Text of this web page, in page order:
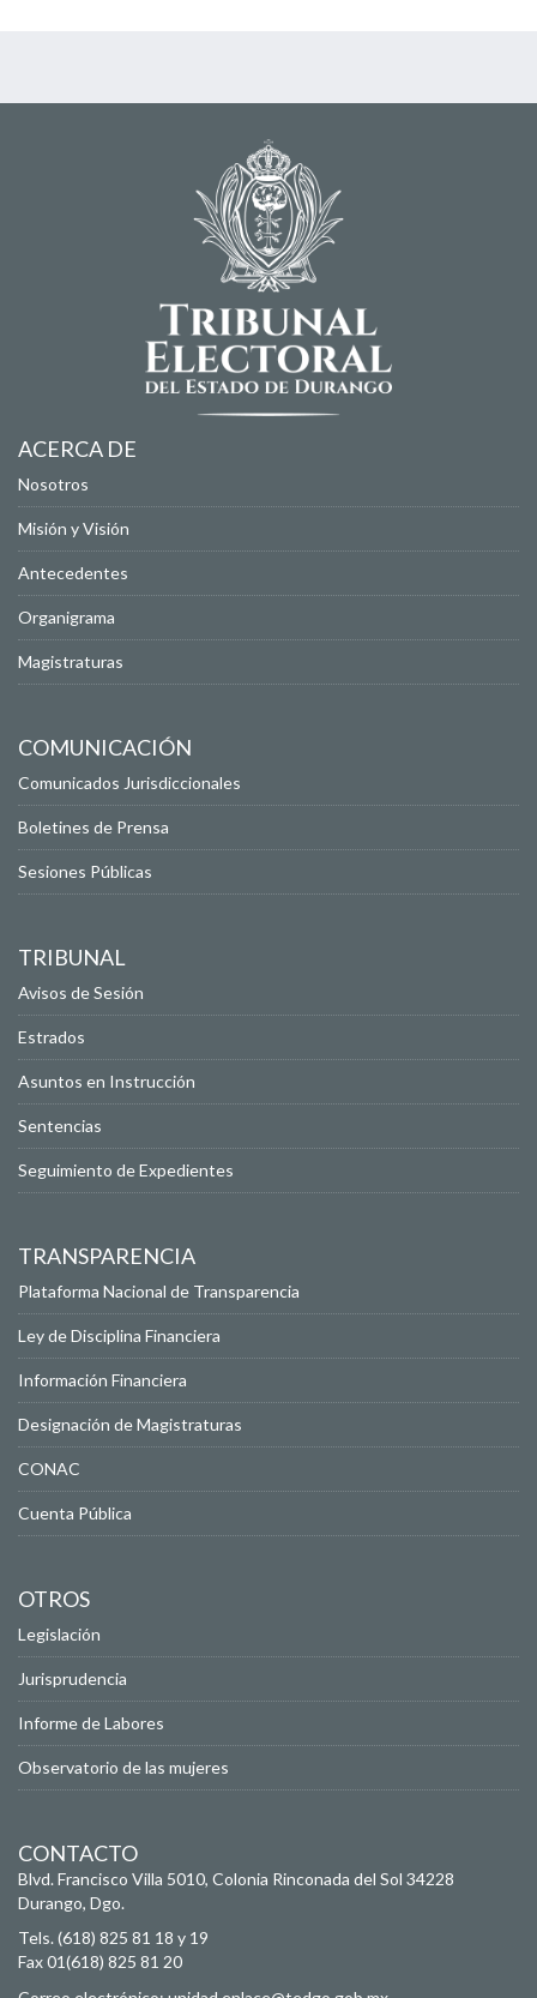
ACERCA DE
Nosotros
Misión y Visión
Antecedentes
Organigrama
Magistraturas
COMUNICACIÓN
Comunicados Jurisdiccionales
Boletines de Prensa
Sesiones Públicas
TRIBUNAL
Avisos de Sesión
Estrados
Asuntos en Instrucción
Sentencias
Seguimiento de Expedientes
TRANSPARENCIA
Plataforma Nacional de Transparencia
Ley de Disciplina Financiera
Información Financiera
Designación de Magistraturas
CONAC
Cuenta Pública
OTROS
Legislación
Jurisprudencia
Informe de Labores
Observatorio de las mujeres
CONTACTO
Blvd. Francisco Villa 5010, Colonia Rinconada del Sol 34228
Durango, Dgo.
Tels. (618) 825 81 18 y 19
Fax 01(618) 825 81 20